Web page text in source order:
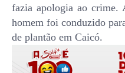
fazia apologia ao crime.
homem foi conduzido
de plantão em Caicó.